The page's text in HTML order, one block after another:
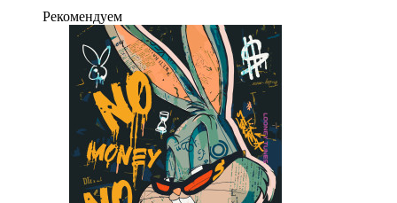
Рекомендуем